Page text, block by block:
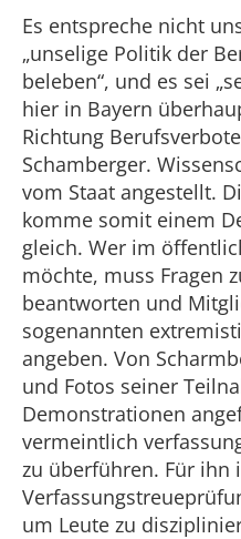
Es entspreche nicht
„unselige Politik der
beleben“, und es sei
hier in Bayern
Richtung
Schamberger.
vom Staat angestellt.
komme somit einem
gleich. Wer im
möchte, muss Fragen
beantworten und
sogenannten
angeben. Von
und Fotos seiner
Demonstrationen
vermeintlich
zu überführen. Für ihn
um Leute zu